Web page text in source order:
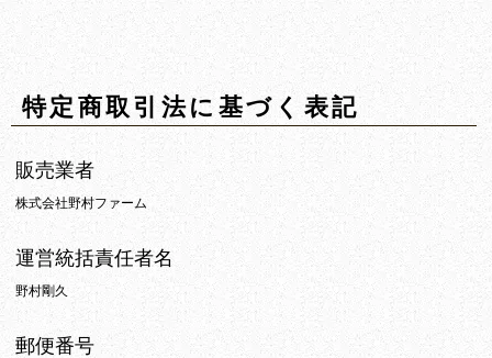
特定商取引法に基づく表記
販売業者
株式会社野村ファーム
運営統括責任者名
野村剛久
郵便番号